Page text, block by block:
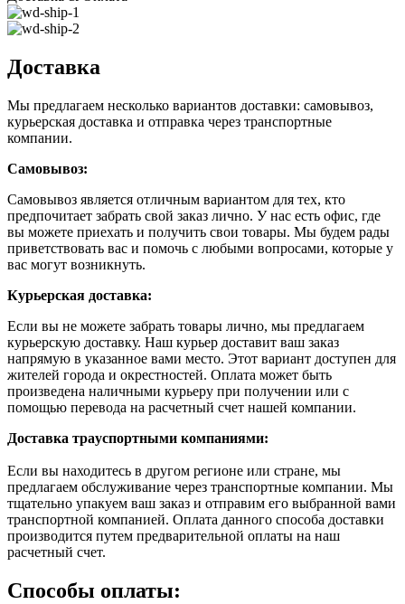
Доставка
Мы предлагаем несколько вариантов доставки: самовывоз,
курьерская доставка и отправка через транспортные
компании.
Самовывоз:
Самовывоз является отличным вариантом для тех, кто
предпочитает забрать свой заказ лично. У нас есть офис, где
вы можете приехать и получить свои товары. Мы будем рады
приветствовать вас и помочь с любыми вопросами, которые у
вас могут возникнуть.
Курьерская доставка:
Если вы не можете забрать товары лично, мы предлагаем
курьерскую доставку. Наш курьер доставит ваш заказ
напрямую в указанное вами место. Этот вариант доступен для
жителей города и окрестностей. Оплата может быть
произведена наличными курьеру при получении или с
помощью перевода на расчетный счет нашей компании.
Доставка траyспортными компаниями:
Если вы находитесь в другом регионе или стране, мы
предлагаем обслуживание через транспортные компании. Мы
тщательно упакуем ваш заказ и отправим его выбранной вами
транспортной компанией. Оплата данного способа доставки
производится путем предварительной оплаты на наш
расчетный счет.
Способы оплаты: